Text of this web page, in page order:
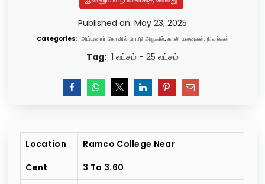
Published on: May 23, 2025
Categories: அய்யனார் கோவில் ரோடு அருகில்,காலி மனைகள்,நிலங்கள்
Tag: 1 லட்சம் - 25 லட்சம்
Location
Ramco College Near
Cent
3 To 3.60